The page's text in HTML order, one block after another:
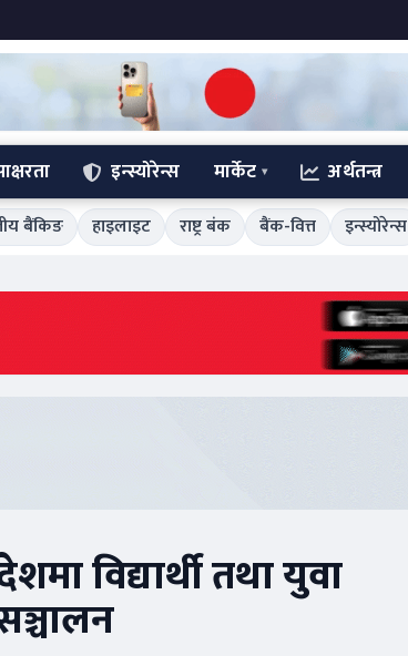
इन्स्योरेन्स मार्केट अर्थतन्त्र
बैंकिङ हाइलाइट राष्ट्र बंक बैंक-वित्त इन्स्योरेन्स
विद्यार्थी तथा युवा